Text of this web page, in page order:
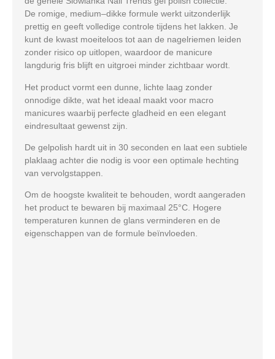
De romige, medium–dikke formule werkt uitzonderlijk
prettig en geeft volledige controle tijdens het lakken. Je
kunt de kwast moeiteloos tot aan de nagelriemen leiden
zonder risico op uitlopen, waardoor de manicure
langdurig fris blijft en uitgroei minder zichtbaar wordt.
Het product vormt een dunne, lichte laag zonder
onnodige dikte, wat het ideaal maakt voor macro
manicures waarbij perfecte gladheid en een elegant
eindresultaat gewenst zijn.
De gelpolish hardt uit in 30 seconden en laat een subtiele
plaklaag achter die nodig is voor een optimale hechting
van vervolgstappen.
Om de hoogste kwaliteit te behouden, wordt aangeraden
het product te bewaren bij maximaal 25°C. Hogere
temperaturen kunnen de glans verminderen en de
eigenschappen van de formule beïnvloeden.